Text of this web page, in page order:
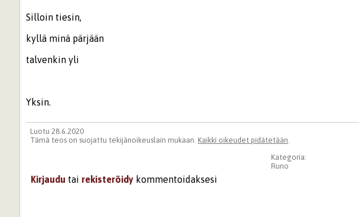
Silloin tiesin,
kyllä minä pärjään
talvenkin yli
Yksin.
Luotu 28.6.2020
Tämä teos on suojattu tekijänoikeuslain mukaan. Kaikki oikeudet pidätetään.
Kategoria:
Runo
Kirjaudu tai rekisteröidy kommentoidaksesi